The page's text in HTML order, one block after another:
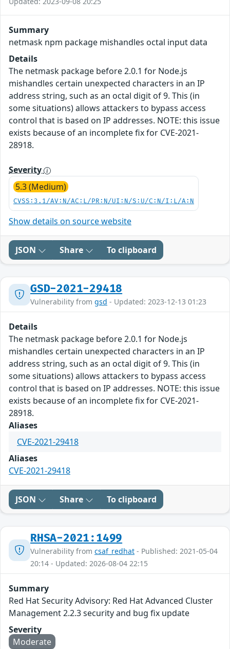
Summary
netmask npm package mishandles octal input data
Details
The netmask package before 2.0.1 for Node.js
mishandles certain unexpected characters in an IP
address string, such as an octal digit of 9. This (in
some situations) allows attackers to bypass access
control that is based on IP addresses. NOTE: this issue
exists because of an incomplete fix for CVE-2021-
28918.
Severity
5.3 (Medium)
CVSS:3.1/AV:N/AC:L/PR:N/UI:N/S:U/C:N/I:L/A:N
Show details on source website
JSON Share To clipboard
GSD-2021-29418
Vulnerability from gsd - Updated: 2023-12-13 01:23
Details
The netmask package before 2.0.1 for Node.js
mishandles certain unexpected characters in an IP
address string, such as an octal digit of 9. This (in
some situations) allows attackers to bypass access
control that is based on IP addresses. NOTE: this issue
exists because of an incomplete fix for CVE-2021-
28918.
Aliases
CVE-2021-29418
Aliases
CVE-2021-29418
JSON Share To clipboard
RHSA-2021:1499
Vulnerability from csaf_redhat - Published: 2021-05-04
20:14 - Updated: 2026-08-04 22:15
Summary
Red Hat Security Advisory: Red Hat Advanced Cluster
Management 2.2.3 security and bug fix update
Severity
Moderate